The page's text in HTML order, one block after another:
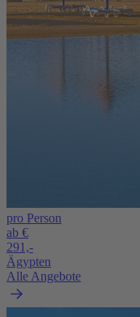
pro Person
ab €
291,-
Ägypten
Alle Angebote